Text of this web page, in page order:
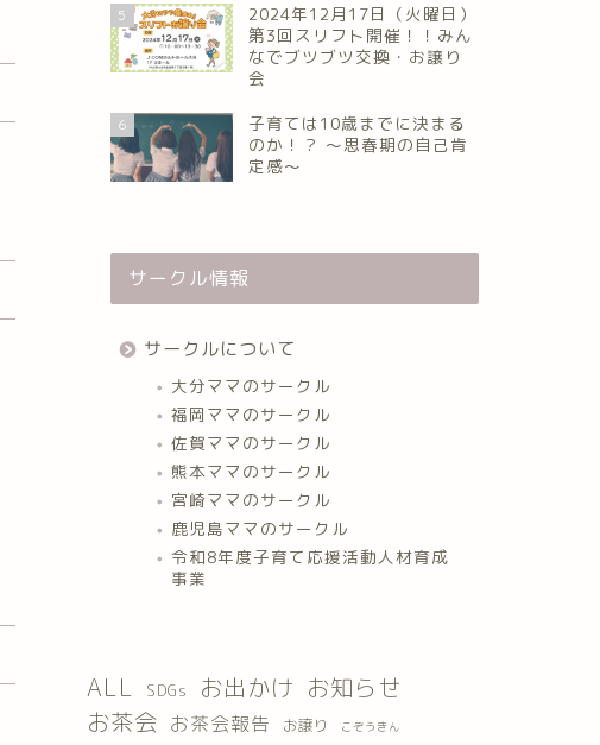
5
2024年12月17日（火曜日）
第3回スリフト開催！！みん
なでブツブツ交換・お譲り
会
6
子育ては10歳までに決まる
のか！？ ～思春期の自己肯
定感～
サークル情報
サークルについて
大分ママのサークル
福岡ママのサークル
佐賀ママのサークル
熊本ママのサークル
宮崎ママのサークル
鹿児島ママのサークル
令和8年度子育て応援活動人材育成
事業
ALL SDGs お出かけ お知らせ
お茶会 お茶会報告 お譲り こぞうきん